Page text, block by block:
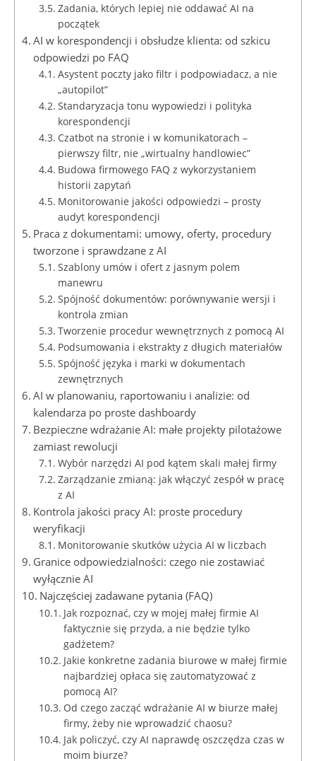
Zadania, których lepiej nie oddawać AI na
początek
AI w korespondencji i obsłudze klienta: od szkicu
odpowiedzi po FAQ
Asystent poczty jako filtr i podpowiadacz, a nie
„autopilot”
Standaryzacja tonu wypowiedzi i polityka
korespondencji
Czatbot na stronie i w komunikatorach –
pierwszy filtr, nie „wirtualny handlowiec”
Budowa firmowego FAQ z wykorzystaniem
historii zapytań
Monitorowanie jakości odpowiedzi – prosty
audyt korespondencji
Praca z dokumentami: umowy, oferty, procedury
tworzone i sprawdzane z AI
Szablony umów i ofert z jasnym polem
manewru
Spójność dokumentów: porównywanie wersji i
kontrola zmian
Tworzenie procedur wewnętrznych z pomocą AI
Podsumowania i ekstrakty z długich materiałów
Spójność języka i marki w dokumentach
zewnętrznych
AI w planowaniu, raportowaniu i analizie: od
kalendarza po proste dashboardy
Bezpieczne wdrażanie AI: małe projekty pilotażowe
zamiast rewolucji
Wybór narzędzi AI pod kątem skali małej firmy
Zarządzanie zmianą: jak włączyć zespół w pracę
z AI
Kontrola jakości pracy AI: proste procedury
weryfikacji
Monitorowanie skutków użycia AI w liczbach
Granice odpowiedzialności: czego nie zostawiać
wyłącznie AI
Najczęściej zadawane pytania (FAQ)
Jak rozpoznać, czy w mojej małej firmie AI
faktycznie się przyda, a nie będzie tylko
gadżetem?
Jakie konkretne zadania biurowe w małej firmie
najbardziej opłaca się zautomatyzować z
pomocą AI?
Od czego zacząć wdrażanie AI w biurze małej
firmy, żeby nie wprowadzić chaosu?
Jak policzyć, czy AI naprawdę oszczędza czas w
moim biurze?